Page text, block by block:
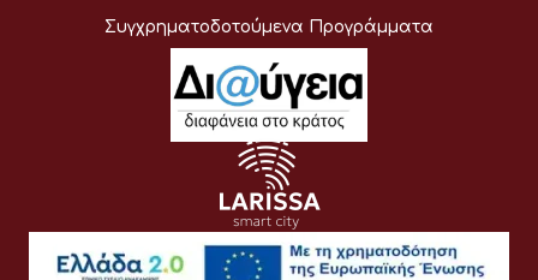
Συγχρηματοδοτούμενα Προγράμματα